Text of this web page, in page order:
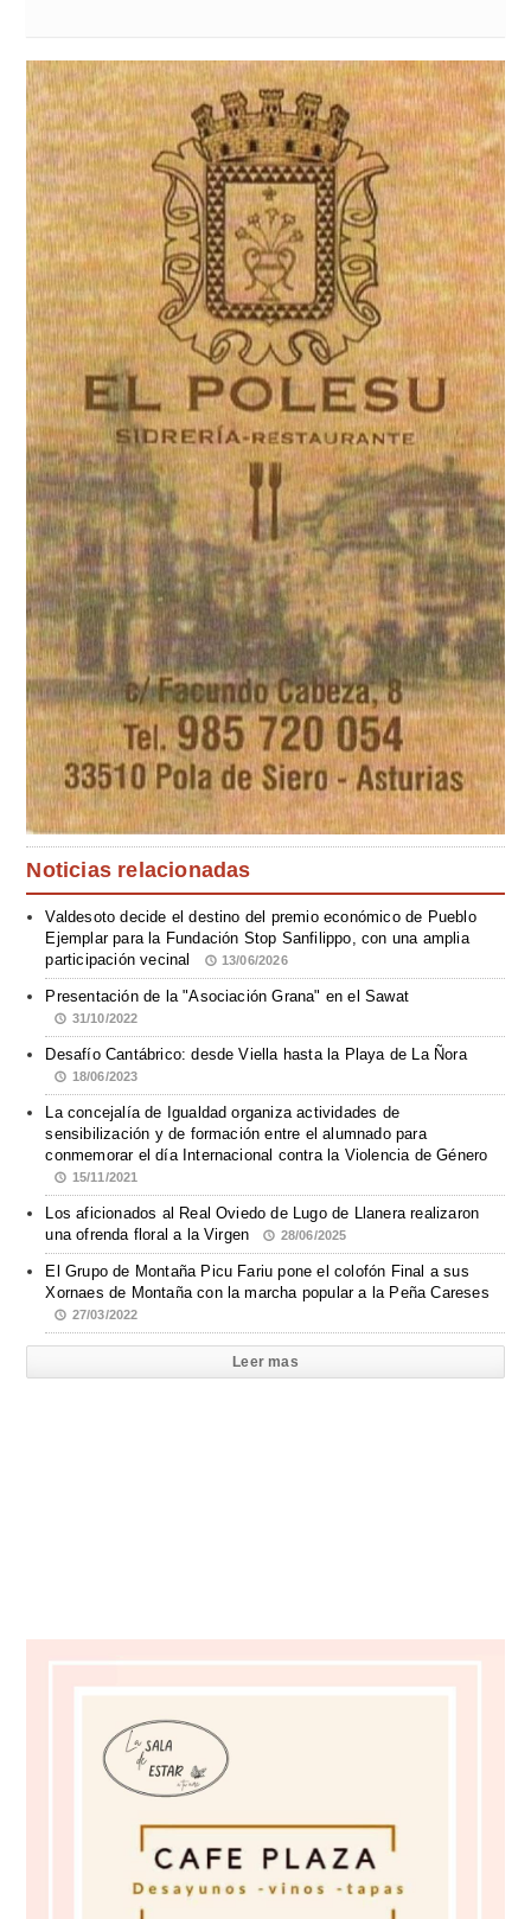
Noticias relacionadas
Valdesoto decide el destino del premio económico de Pueblo
Ejemplar para la Fundación Stop Sanfilippo, con una amplia
participación vecinal
13/06/2026
Presentación de la "Asociación Grana" en el Sawat
31/10/2022
Desafío Cantábrico: desde Viella hasta la Playa de La Ñora
18/06/2023
La concejalía de Igualdad organiza actividades de
sensibilización y de formación entre el alumnado para
conmemorar el día Internacional contra la Violencia de Género
15/11/2021
Los aficionados al Real Oviedo de Lugo de Llanera realizaron
una ofrenda floral a la Virgen
28/06/2025
El Grupo de Montaña Picu Fariu pone el colofón Final a sus
Xornaes de Montaña con la marcha popular a la Peña Careses
27/03/2022
Leer mas